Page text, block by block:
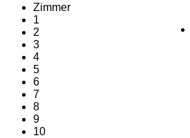
Zimmer
1
2
3
4
5
6
7
8
9
10